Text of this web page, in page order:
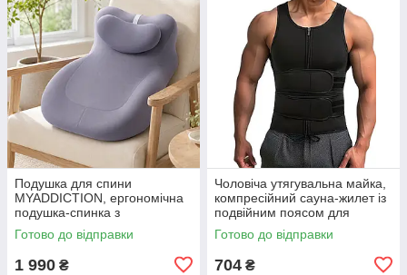
Подушка для спини
MYADDICTION, ергономічна
подушка-спинка з
підголівником для ліжка та
дивана 55×40×25 см
Готово до відправки
1 990 ₴
Чоловіча утягувальна майка,
компресійний сауна-жилет із
подвійним поясом для
тренувань, розмір XL, чорний
Готово до відправки
704 ₴